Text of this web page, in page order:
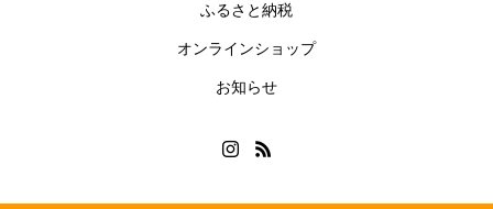
ふるさと納税
オンラインショップ
お知らせ